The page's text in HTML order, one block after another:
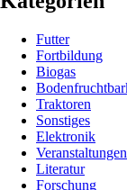
Futter
Fortbildung
Biogas
Traktoren
Sonstiges
Elektronik
Veranstaltungen
Literatur
Forschung